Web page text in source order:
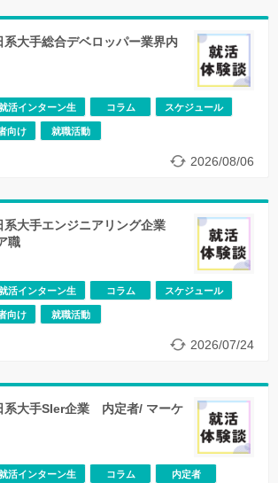
系大手総合デベロッパー業界内
2026/08/06
活インターン生 コラム スケジュール
向け 就職活動
系大手エンジニアリング企業
職
2026/07/24
活インターン生 コラム スケジュール
向け 就職活動
系大手SIer企業 内定者/ マーケ
活インターン生 コラム 内定者